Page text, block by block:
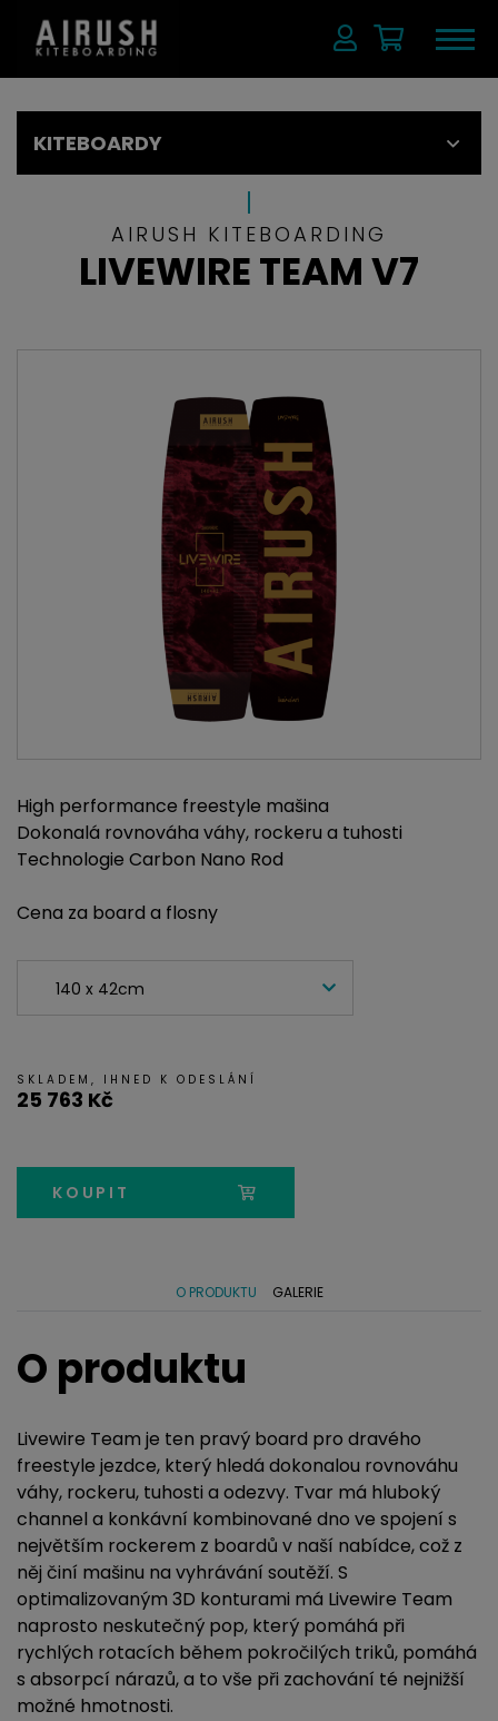
KITEBOARDY
AIRUSH KITEBOARDING
LIVEWIRE TEAM V7
High performance freestyle mašina
Dokonalá rovnováha váhy, rockeru a tuhosti
Technologie Carbon Nano Rod
Cena za board a flosny
SKLADEM, IHNED K ODESLÁNÍ
25 763 Kč
KOUPIT
O PRODUKTU GALERIE
O produktu
Livewire Team je ten pravý board pro dravého
freestyle jezdce, který hledá dokonalou rovnováhu
váhy, rockeru, tuhosti a odezvy. Tvar má hluboký
channel a konkávní kombinované dno ve spojení s
největším rockerem z boardů v naší nabídce, což z
něj činí mašinu na vyhrávání soutěží. S
optimalizovaným 3D konturami má Livewire Team
naprosto neskutečný pop, který pomáhá při
rychlých rotacích během pokročilých triků, pomáhá
s absorpcí nárazů, a to vše při zachování té nejnižší
možné hmotnosti.